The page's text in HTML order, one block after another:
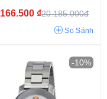
₫20.185.000đ
So Sánh
-10%